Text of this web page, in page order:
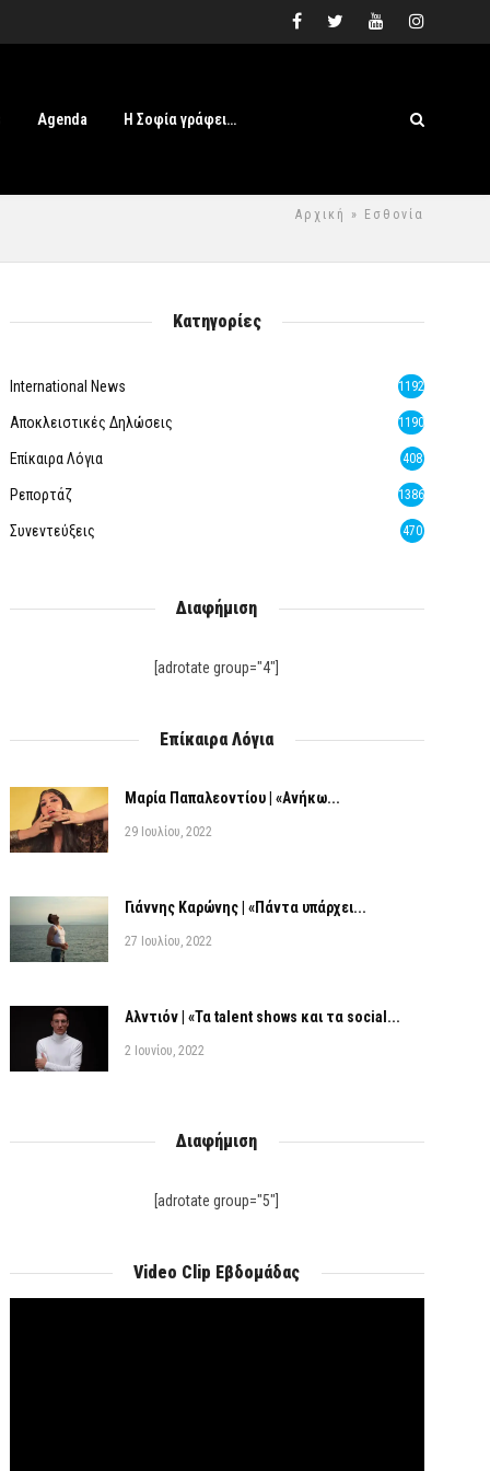
Agenda Η Σοφία γράφει…
Αρχική » Εσθονία
Κατηγορίες
International News 1192
Αποκλειστικές Δηλώσεις 1190
Επίκαιρα Λόγια 408
Ρεπορτάζ 1386
Συνεντεύξεις 470
Διαφήμιση
[adrotate group="4"]
Επίκαιρα Λόγια
Μαρία Παπαλεοντίου | «Ανήκω...
29 Ιουλίου, 2022
Γιάννης Καρώνης | «Πάντα υπάρχει...
27 Ιουλίου, 2022
Αλντιόν | «Τα talent shows και τα social...
2 Ιουνίου, 2022
Διαφήμιση
[adrotate group="5"]
Video Clip Εβδομάδας